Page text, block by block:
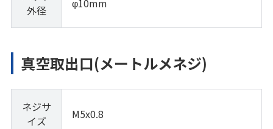
外径
φ10mm
真空取出口(メートルメネジ)
ネジサ
イズ
M5x0.8